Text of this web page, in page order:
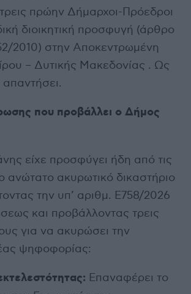
πρώην Δήμαρχοι-Πρόεδροι
διοικητική προσφυγή (άρθρο
2010) στην Αποκεντρωμένη
– Δυτικής Μακεδονίας . Ως
που προβάλλει ο Δήμος
είχε προσφύγει ήδη από τις
ανώτατο ακυρωτικό δικαστήριο
την υπ’ αριθμ. Ε758/2026
και προβάλλοντας τρεις
για να ακυρώσει την
ψηφοφορίας:
Επαναφέρει το